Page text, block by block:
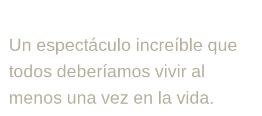
Un espectáculo increíble que
todos deberíamos vivir al
menos una vez en la vida.